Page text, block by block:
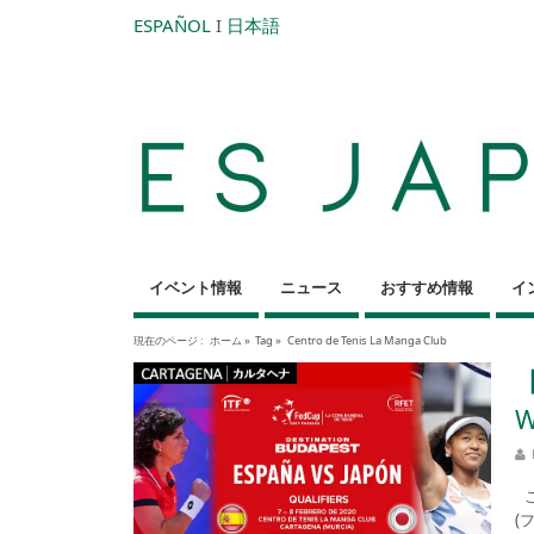
ESPAÑOL I 日本語
イベント情報 ニュース おすすめ情報 イ
現在のページ : ホーム » Tag » Centro de Tenis La Manga Club
(